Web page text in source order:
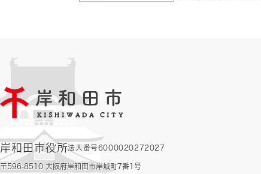
岸和田市役所法人番号6000020272027
〒596-8510 大阪府岸和田市岸城町7番1号